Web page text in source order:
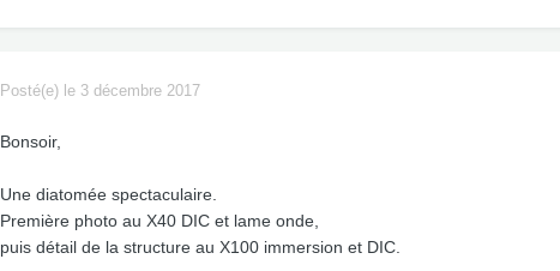
Posté(e) le 3 décembre 2017
Bonsoir,
Une diatomée spectaculaire.
Première photo au X40 DIC et lame onde,
puis détail de la structure au X100 immersion et DIC.